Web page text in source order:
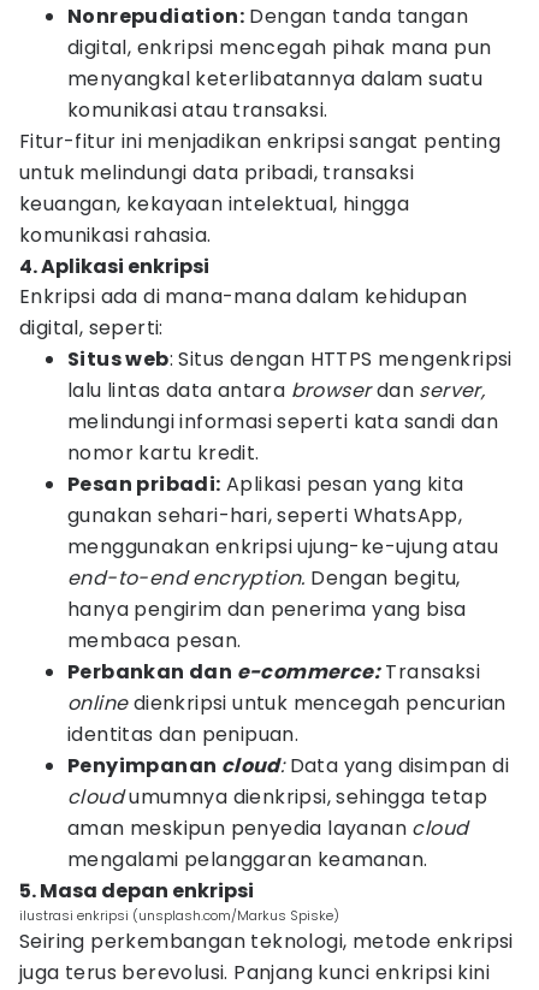
Nonrepudiation: Dengan tanda tangan
digital, enkripsi mencegah pihak mana pun
menyangkal keterlibatannya dalam suatu
komunikasi atau transaksi.
Fitur-fitur ini menjadikan enkripsi sangat penting
untuk melindungi data pribadi, transaksi
keuangan, kekayaan intelektual, hingga
komunikasi rahasia.
4. Aplikasi enkripsi
Enkripsi ada di mana-mana dalam kehidupan
digital, seperti:
Situs web: Situs dengan HTTPS mengenkripsi
lalu lintas data antara browserdan server,
melindungi informasi seperti kata sandi dan
nomor kartu kredit.
Pesan pribadi: Aplikasi pesan yang kita
gunakan sehari-hari, seperti WhatsApp,
menggunakan enkripsi ujung-ke-ujung atau
end-to-end encryption. Dengan begitu,
hanya pengirim dan penerima yang bisa
membaca pesan.
Perbankan dan e-commerce:Transaksi
onlinedienkripsi untuk mencegah pencurian
identitas dan penipuan.
Penyimpanan cloud:Data yang disimpan di
cloudumumnya dienkripsi, sehingga tetap
aman meskipun penyedia layanan cloud
mengalami pelanggaran keamanan.
5. Masa depan enkripsi
ilustrasi enkripsi (unsplash.com/Markus Spiske)
Seiring perkembangan teknologi, metode enkripsi
juga terus berevolusi. Panjang kunci enkripsi kini